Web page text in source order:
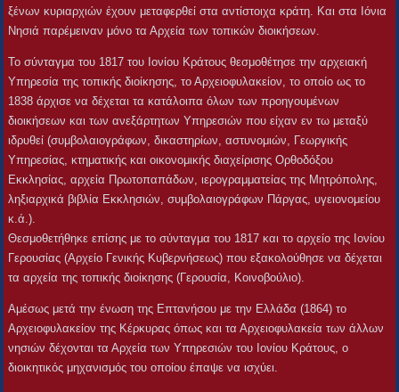
ξένων κυριαρχιών έχουν μεταφερθεί στα αντίστοιχα κράτη. Και στα Ιόνια
Νησιά παρέμειναν μόνο τα Αρχεία των τοπικών διοικήσεων.
Το σύνταγμα του 1817 του Ιονίου Κράτους θεσμοθέτησε την αρχειακή
Υπηρεσία της τοπικής διοίκησης, το Αρχειοφυλακείον, το οποίο ως το
1838 άρχισε να δέχεται τα κατάλοιπα όλων των προηγουμένων
διοικήσεων και των ανεξάρτητων Υπηρεσιών που είχαν εν τω μεταξύ
ιδρυθεί (συμβολαιογράφων, δικαστηρίων, αστυνομιών, Γεωργικής
Υπηρεσίας, κτηματικής και οικονομικής διαχείρισης Ορθοδόξου
Εκκλησίας, αρχεία Πρωτοπαπάδων, ιερογραμματείας της Μητρόπολης,
ληξιαρχικά βιβλία Εκκλησιών, συμβολαιογράφων Πάργας, υγειονομείου
κ.ά.).
Θεσμοθετήθηκε επίσης με το σύνταγμα του 1817 και το αρχείο της Ιονίου
Γερουσίας (Αρχείο Γενικής Κυβερνήσεως) που εξακολούθησε να δέχεται
τα αρχεία της τοπικής διοίκησης (Γερουσία, Κοινοβούλιο).
Αμέσως μετά την ένωση της Επτανήσου με την Ελλάδα (1864) το
Αρχειοφυλακείον της Κέρκυρας όπως και τα Αρχειοφυλακεία των άλλων
νησιών δέχονται τα Αρχεία των Υπηρεσιών του Ιονίου Κράτους, ο
διοικητικός μηχανισμός του οποίου έπαψε να ισχύει.